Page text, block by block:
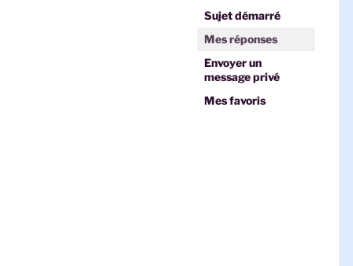
Sujet démarré
Mes réponses
Envoyer un
message privé
Mes favoris